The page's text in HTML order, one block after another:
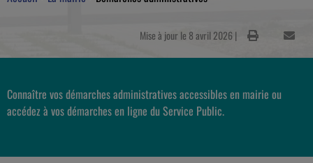
Mise à jour le 8 avril 2026 |
Connaître vos démarches administratives accessibles en mairie ou
accédez à vos démarches en ligne du Service Public.